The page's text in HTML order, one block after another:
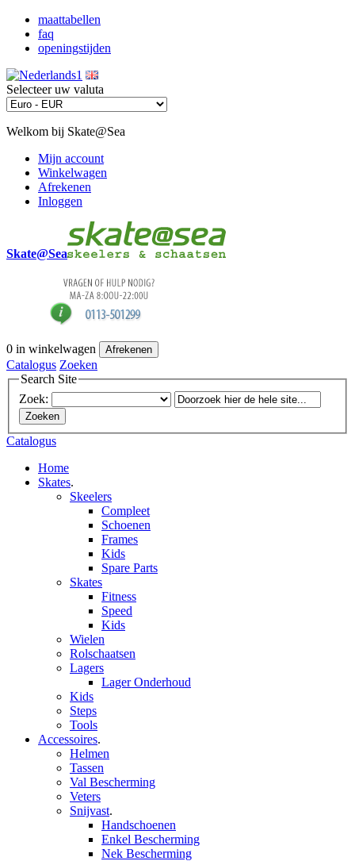
maattabellen
faq
openingstijden
Selecteer uw valuta
Welkom bij Skate@Sea
Mijn account
Winkelwagen
Afrekenen
Inloggen
Skate@Sea
0 in winkelwagen Afrekenen
Catalogus Zoeken
Search Site
Zoek:
Zoeken
Catalogus
Home
Skates.
Skeelers
Compleet
Schoenen
Frames
Kids
Spare Parts
Skates
Fitness
Speed
Kids
Wielen
Rolschaatsen
Lagers
Lager Onderhoud
Kids
Steps
Tools
Accessoires.
Helmen
Tassen
Val Bescherming
Veters
Snijvast.
Handschoenen
Enkel Bescherming
Nek Bescherming